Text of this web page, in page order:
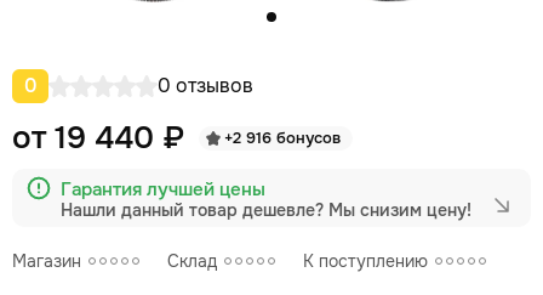
0 0 отзывов
Магазин Склад К поступлению
от 19 440 ₽ +2 916 бонусов
Гарантия лучшей цены
Нашли данный товар дешевле? Мы снизим цену!